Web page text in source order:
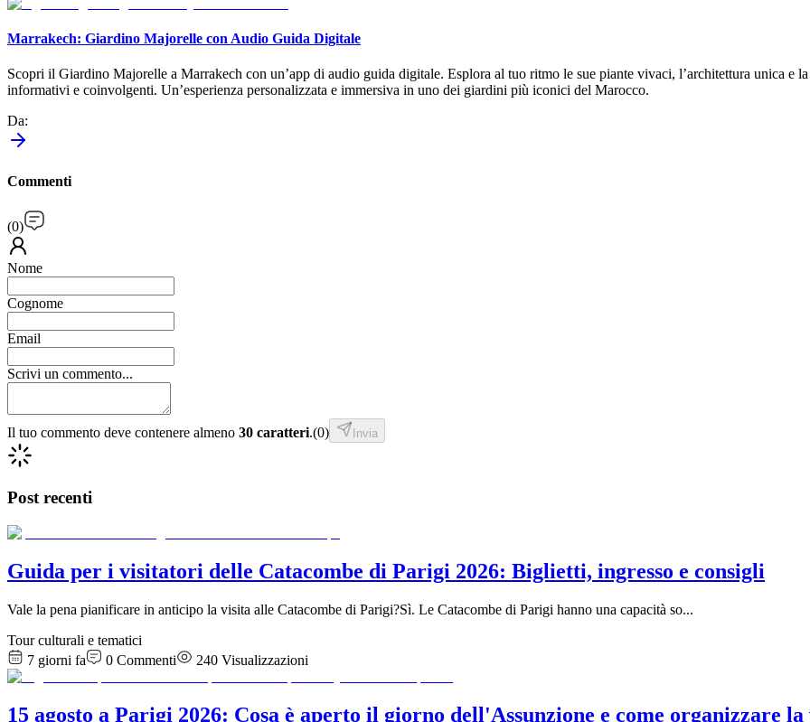
Marrakech: Giardino Majorelle con Audio Guida Digitale
Scopri il Giardino Majorelle a Marrakech con un’app di audio guida digitale. Esplora al tuo ritmo le sue piante vivaci, l’architettura unica e
informativi e coinvolgenti. Un’esperienza personalizzata e immersiva in uno dei giardini più iconici del Marocco.
Da:
Commenti
(0)
Nome
Cognome
Email
Scrivi un commento...
Il tuo commento deve contenere almeno 30 caratteri.(0) Invia
Post recenti
Guida per i visitatori delle Catacombe di Parigi 2026: Biglietti, ingresso e consigli
Vale la pena pianificare in anticipo la visita alle Catacombe di Parigi?Sì. Le Catacombe di Parigi hanno una capacità so...
Tour culturali e tematici
7 giorni fa
0 Commenti 240 Visualizzazioni
15 agosto a Parigi 2026: Cosa è aperto il giorno dell'Assunzione e come organizzare